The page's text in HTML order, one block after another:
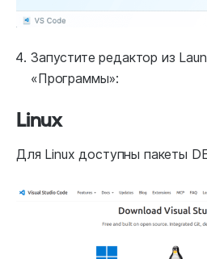
Запустите редактор из
«Программы»:
Linux
Для Linux доступны пакеты